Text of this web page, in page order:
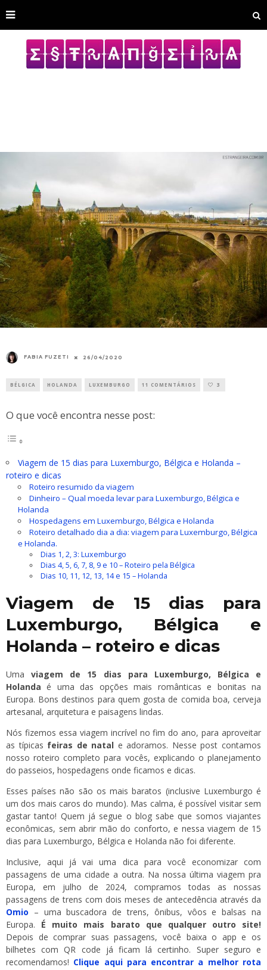
FABIA FUZETI 26/04/2020
BÉLGICA HOLANDA LUXEMBURGO 11 COMENTÁRIOS 3
O que você encontra nesse post:
Viagem de 15 dias para Luxemburgo, Bélgica e Holanda –
roteiro e dicas
Roteiro resumido da viagem
Dinheiro – Qual moeda levar para Luxemburgo, Bélgica e
Holanda
Hospedagens em Luxemburgo, Bélgica e Holanda
Roteiro detalhado dia a dia: viagem para Luxemburgo, Bélgica
e Holanda.
Dias 1, 2, 3: Luxemburgo
Dias 4, 5, 6, 7, 8, 9 e 10 – Roteiro pela Bélgica
Dias 10, 11, 12, 13, 14 e 15 – Holanda
Viagem de 15 dias para
Luxemburgo, Bélgica e
Holanda – roteiro e dicas
Umaviagem de 15 dias para Luxemburgo, Bélgica e
Holanda é uma das opções mais românticas e bonitas na
Europa. Bons destinos para quem gosta de comida boa, cerveja
artesanal, arquitetura e paisagens lindas.
Nós fizemos essa viagem incrível no fim do ano, para aproveitar
as típicas feiras de natal e adoramos. Nesse post contamos
nosso roteiro completo para vocês, explicando o planejamento
do passeios, hospedagens onde ficamos e dicas.
Esses países não são os mais baratos (inclusive Luxemburgo é
um dos mais caros do mundo). Mas calma, é possível visitar sem
gastar tanto! Quem já segue o blog sabe que somos viajantes
econômicas, sem abrir mão do conforto, e nessa viagem de 15
dias para Luxemburgo, Bélgica e Holanda não foi diferente.
Inclusive, aqui já vai uma dica para você economizar com
passagens de uma cidade a outra. Na nossa última viagem pra
Europa, em julho de 2024, compramos todas as nossas
passagens de trens com dois meses de antecedência através da
Omio – uma buscadora de trens, ônibus, vôos e balsas na
Europa. É muito mais barato que qualquer outro site!
Depois de comprar suas passagens, você baixa o app e os
bilhetes com QR code já ficam lá certinho. Super seguro e
recomendamos! Clique aqui para encontrar a melhor rota